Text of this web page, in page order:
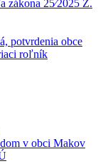
zákona 25⁄2025 Z.
potvrdenia obce
roľník
v obci Makov